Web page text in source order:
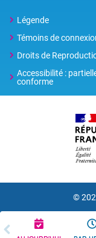
Légende
Témoins de
Droits de
Accessibilité :
conforme
©